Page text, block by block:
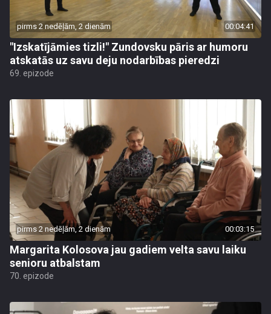
pirms 2 nedēļām, 2 dienām 00:04:41
"Izskatījāmies tizli!" Zundovsku pāris ar humoru
atskatās uz savu deju nodarbības pieredzi
69. epizode
pirms 2 nedēļām, 2 dienām 00:03:15
Margarita Kolosova jau gadiem velta savu laiku
senioru atbalstam
70. epizode